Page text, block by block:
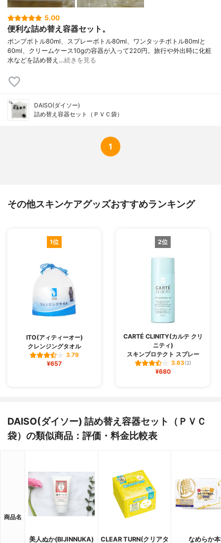
5.00
便利な詰め替え容器セット。
ポンプボトル80ml、スプレーボトル80ml、ワンタッチボトル80mlと
60ml、クリームケース10gの容器が入って220円。旅行や外出時に化粧
水などを詰め替え…続きを見る
DAISO(ダイソー)
詰め替え容器セット（ＰＶＣ袋）
1
その他スキンケアグッズおすすめランキング
1位
ITO(アィティーオー)
クレンジングタオル
3.79
¥657
2位
CARTÉ CLINITY(カルテ クリ
ニティ)
スキンプロテクト スプレー
3.63(2)
¥680
DAISO(ダイソー) 詰め替え容器セット（ＰＶＣ
袋）の類似商品：評価・料金比較表
商品名
美人ぬか(BIJINNUKA) CLEAR TURN(クリアタ なめらか